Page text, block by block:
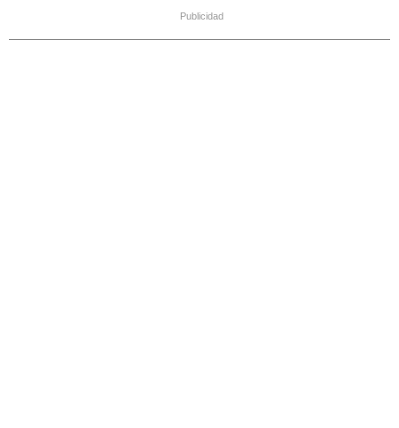
Publicidad